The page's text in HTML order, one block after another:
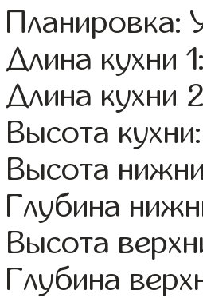
Планировка:
Длина кухни
Длина кухни
Высота
Высота
Глубина
Высота
Глубина